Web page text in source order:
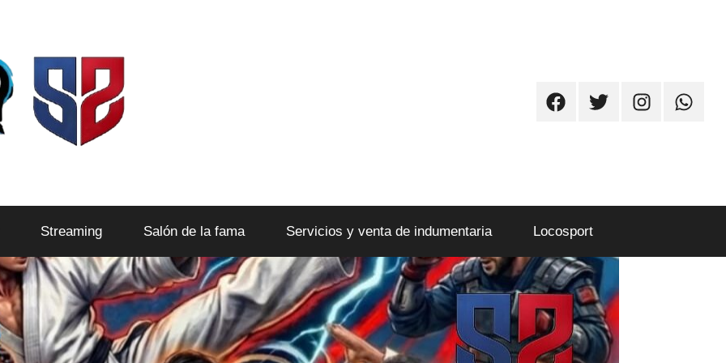
FacebookTwitter Instagram
Streaming Salón de la fama Servicios y venta de indumentaria Locosport